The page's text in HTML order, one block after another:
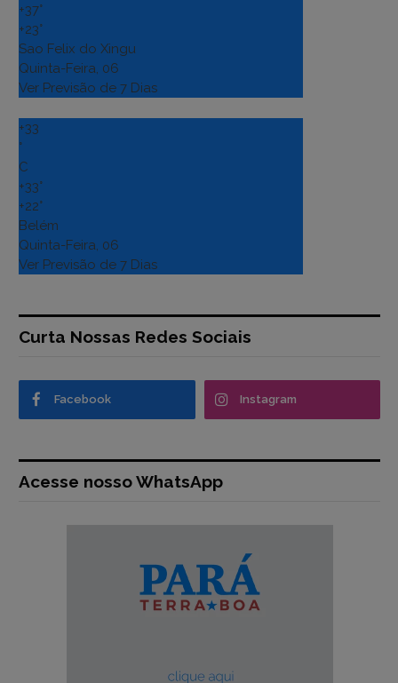
+37°
+23°
Sao Felix do Xingu
Quinta-Feira, 06
Ver Previsão de 7 Dias
+33
°
C
+33°
+22°
Belém
Quinta-Feira, 06
Ver Previsão de 7 Dias
Curta Nossas Redes Sociais
Facebook Instagram
Acesse nosso WhatsApp